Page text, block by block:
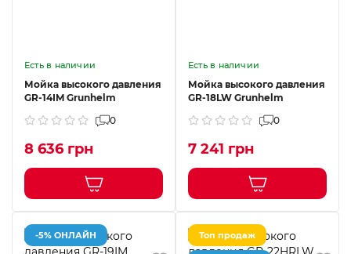
Есть в наличии
Мойка высокого давления
GR-14IM Grunhelm
0
8 636 грн
Есть в наличии
Мойка высокого давления
GR-18LW Grunhelm
0
7 241 грн
-5% ОНЛАЙН Топ продаж